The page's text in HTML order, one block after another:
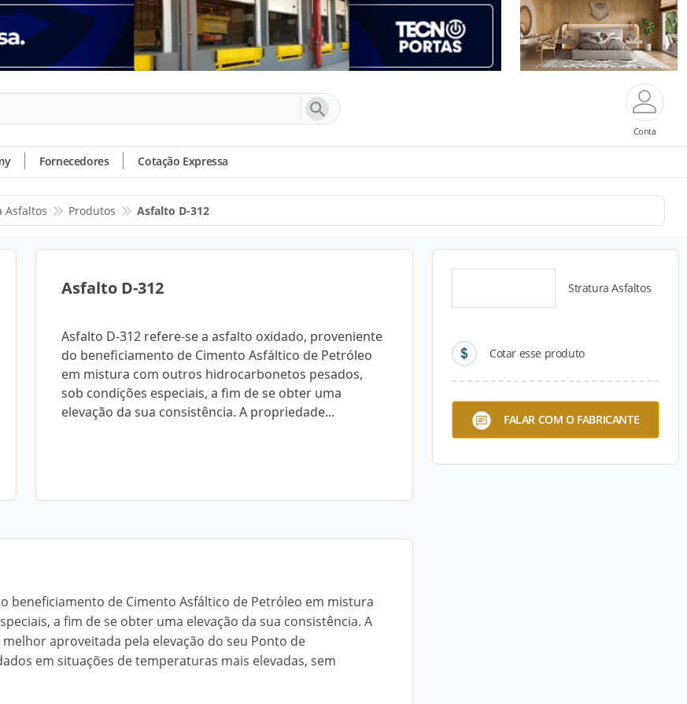
Conta
Fornecedores Cotação Expressa
Asfaltos Produtos Asfalto D-312
Asfalto D-312
Asfalto D-312 refere-se a asfalto oxidado, proveniente
do beneficiamento de Cimento Asfáltico de Petróleo
em mistura com outros hidrocarbonetos pesados,
sob condições especiais, a fim de se obter uma
elevação da sua consistência. A propriedade...
Stratura Asfaltos
Cotar esse produto
FALAR COM O FABRICANTE
beneficiamento de Cimento Asfáltico de Petróleo em mistura
a fim de se obter uma elevação da sua consistência. A
aproveitada pela elevação do seu Ponto de
em situações de temperaturas mais elevadas, sem